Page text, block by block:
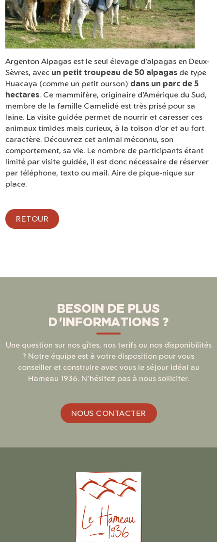
Argenton Alpagas est le seul élevage d’alpagas en Deux-
Sèvres, avec un petit troupeau de 50 alpagas de type
Huacaya (comme un petit ourson) dans un parc de 5
hectares. Ce mammifère, originaire d’Amérique du Sud,
membre de la famille Camelidé est très prisé pour sa
laine. La visite guidée permet de nourrir et caresser ces
animaux timides mais curieux, à la toison d’or et au fort
caractère. Découvrez cet animal méconnu, son
comportement, sa vie. Le nombre de participants étant
limité par visite guidée, il est donc nécessaire de réserver
par téléphone, texto ou mail. Aire de pique-nique sur
place.
RETOUR
BESOIN DE PLUS
D'INFORMATIONS ?
Une question sur nos gîtes, nos tarifs ou nos disponibilités
? Notre équipe est à votre disposition pour vous
conseiller et construire avec vous le séjour idéal au
Hameau 1936. N'hésitez pas à nous solliciter.
NOUS CONTACTER